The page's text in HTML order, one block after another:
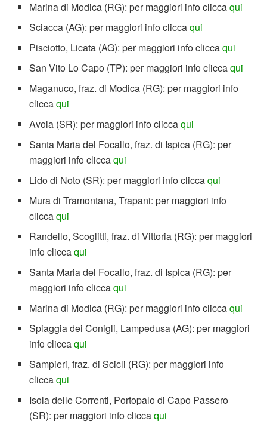
Marina di Modica (RG): per maggiori info cliccaqui
Sciacca (AG): per maggiori info cliccaqui
Pisciotto, Licata (AG): per maggiori info cliccaqui
San Vito Lo Capo (TP): per maggiori info cliccaqui
Maganuco, fraz. di Modica (RG): per maggiori info
cliccaqui
Avola (SR): per maggiori info cliccaqui
Santa Maria del Focallo, fraz. di Ispica (RG): per
maggiori info cliccaqui
Lido di Noto (SR): per maggiori info cliccaqui
Mura di Tramontana, Trapani: per maggiori info
cliccaqui
Randello, Scoglitti, fraz. di Vittoria (RG): per maggiori
info cliccaqui
Santa Maria del Focallo, fraz. di Ispica (RG): per
maggiori info cliccaqui
Marina di Modica (RG): per maggiori info cliccaqui
Spiaggia dei Conigli, Lampedusa (AG): per maggiori
info cliccaqui
Sampieri, fraz. di Scicli (RG): per maggiori info
cliccaqui
Isola delle Correnti, Portopalo di Capo Passero
(SR): per maggiori info cliccaqui